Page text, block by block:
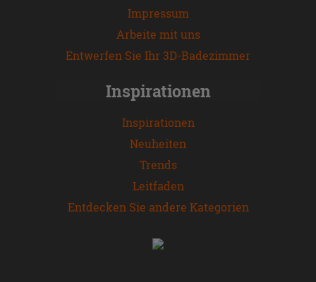
Impressum
Arbeite mit uns
Entwerfen Sie Ihr 3D-Badezimmer
Inspirationen
Inspirationen
Neuheiten
Trends
Leitfaden
Entdecken Sie andere Kategorien